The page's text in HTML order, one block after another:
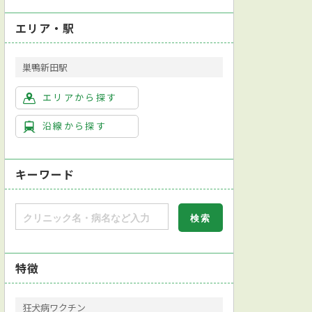
エリア・駅
巣鴨新田駅
エリアから探す
沿線から探す
キーワード
特徴
狂犬病ワクチン